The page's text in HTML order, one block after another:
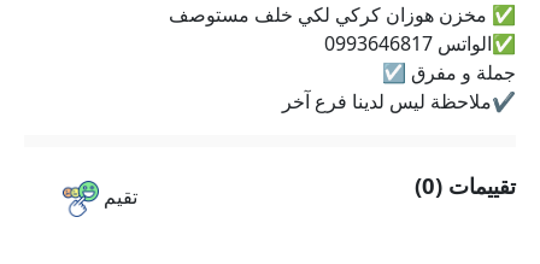
✅ مخزن هوزان كركي لكي خلف مستوصف
✅الواتس 0993646817
جملة و مفرق ☑️
✔️ملاحظة ليس لدينا فرع آخر
تقيم تقييمات (0)